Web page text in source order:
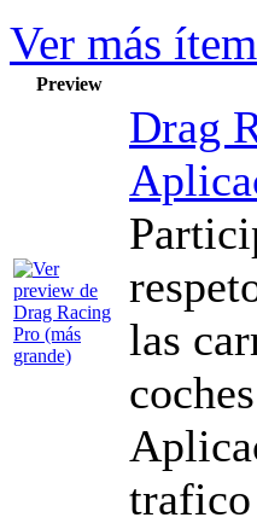
Ver más
Preview
Drag
las